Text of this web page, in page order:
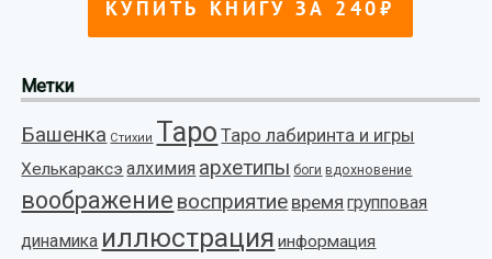
Метки
Башенка Стихии Таро Таро лабиринта и игры
Хелькараксэ алхимия архетипы боги вдохновение
воображение восприятие время групповая
динамика иллюстрация информация